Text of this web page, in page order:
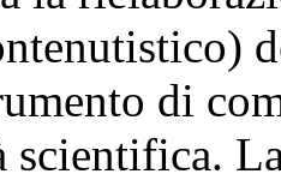
di
scientifica.